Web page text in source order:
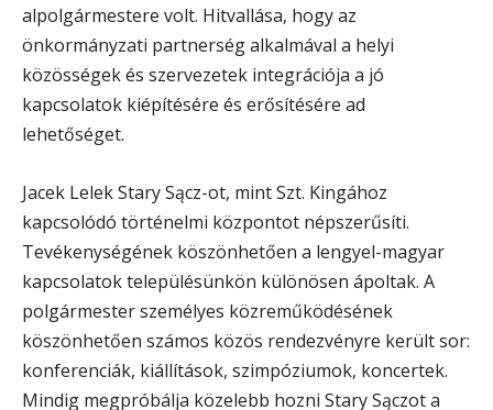
alpolgármestere volt. Hitvallása, hogy az
önkormányzati partnerség alkalmával a helyi
közösségek és szervezetek integrációja a jó
kapcsolatok kiépítésére és erősítésére ad
lehetőséget.
Jacek Lelek Stary Sącz-ot, mint Szt. Kingához
kapcsolódó történelmi központot népszerűsíti.
Tevékenységének köszönhetően a lengyel-magyar
kapcsolatok településünkön különösen ápoltak. A
polgármester személyes közreműködésének
köszönhetően számos közös rendezvényre került sor:
konferenciák, kiállítások, szimpóziumok, koncertek.
Mindig megpróbálja közelebb hozni Stary Sączot a